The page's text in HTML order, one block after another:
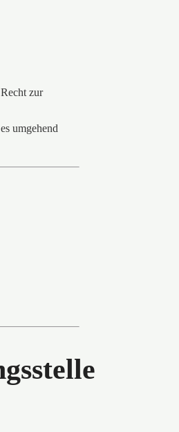
zur
umgehend